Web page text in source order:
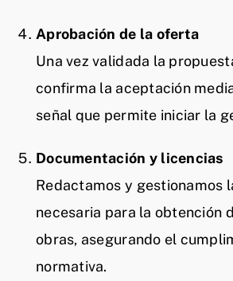
Aprobación de la oferta
Una vez validada la
confirma la aceptación
señal que permite iniciar la
Documentación y licencias
Redactamos y gestionamos
necesaria para la obtención
obras, asegurando el
normativa.